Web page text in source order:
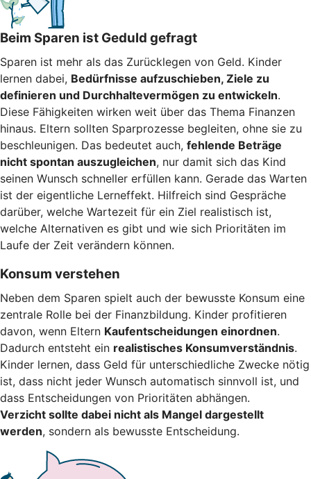
Beim Sparen ist Geduld gefragt
Sparen ist mehr als das Zurücklegen von Geld. Kinder
lernen dabei, Bedürfnisse aufzuschieben, Ziele zu
definieren und Durchhaltevermögen zu entwickeln.
Diese Fähigkeiten wirken weit über das Thema Finanzen
hinaus. Eltern sollten Sparprozesse begleiten, ohne sie zu
beschleunigen. Das bedeutet auch, fehlende Beträge
nicht spontan auszugleichen, nur damit sich das Kind
seinen Wunsch schneller erfüllen kann. Gerade das Warten
ist der eigentliche Lerneffekt. Hilfreich sind Gespräche
darüber, welche Wartezeit für ein Ziel realistisch ist,
welche Alternativen es gibt und wie sich Prioritäten im
Laufe der Zeit verändern können.
Konsum verstehen
Neben dem Sparen spielt auch der bewusste Konsum eine
zentrale Rolle bei der Finanzbildung. Kinder profitieren
davon, wenn Eltern Kaufentscheidungen einordnen.
Dadurch entsteht ein realistisches Konsumverständnis.
Kinder lernen, dass Geld für unterschiedliche Zwecke nötig
ist, dass nicht jeder Wunsch automatisch sinnvoll ist, und
dass Entscheidungen von Prioritäten abhängen.
Verzicht sollte dabei nicht als Mangel dargestellt
werden, sondern als bewusste Entscheidung.